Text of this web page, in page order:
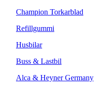
Champion Torkarblad
Refillgummi
Husbilar
Buss & Lastbil
Alca & Heyner Germany